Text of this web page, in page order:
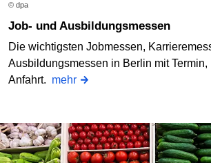
© dpa
Job- und Ausbildungsmessen
Die wichtigsten Jobmessen,
Ausbildungsmessen in Berlin mit
Anfahrt. mehr